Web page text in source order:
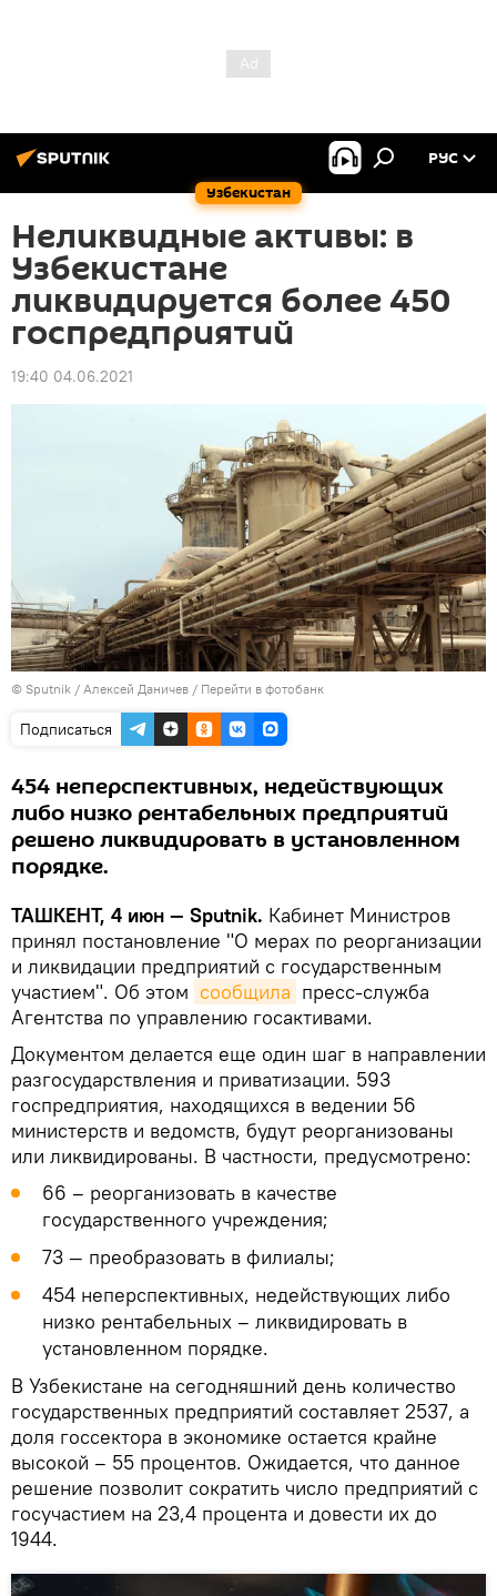
Узбекистан
РУС
Неликвидные активы: в
Узбекистане
ликвидируется более 450
госпредприятий
19:40 04.06.2021
© Sputnik / Алексей Даничев / Перейти в фотобанк
Подписаться
454 неперспективных, недействующих
либо низко рентабельных предприятий
решено ликвидировать в установленном
порядке.
ТАШКЕНТ, 4 июн — Sputnik. Кабинет Министров
принял постановление "О мерах по реорганизации
и ликвидации предприятий с государственным
участием". Об этом сообщила пресс-служба
Агентства по управлению госактивами.
Документом делается еще один шаг в направлении
разгосударствления и приватизации. 593
госпредприятия, находящихся в ведении 56
министерств и ведомств, будут реорганизованы
или ликвидированы. В частности, предусмотрено:
66 – реорганизовать в качестве
государственного учреждения;
73 — преобразовать в филиалы;
454 неперспективных, недействующих либо
низко рентабельных – ликвидировать в
установленном порядке.
В Узбекистане на сегодняшний день количество
государственных предприятий составляет 2537, а
доля госсектора в экономике остается крайне
высокой – 55 процентов. Ожидается, что данное
решение позволит сократить число предприятий с
госучастием на 23,4 процента и довести их до
1944.